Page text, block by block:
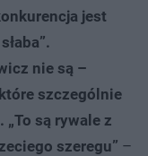
jest
nie są –
szczególnie
są rywale z
szeregu” –